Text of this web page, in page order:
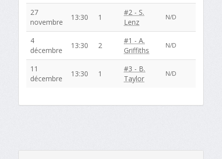
27
novembre
13:30 1
#2 - S.
Lenz
N/D
4
décembre
13:30 2
#1 - A.
Griffiths
N/D
11
décembre
13:30 1
#3 - B.
Taylor
N/D